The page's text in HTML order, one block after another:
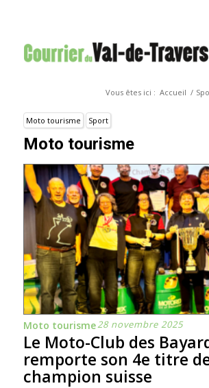
Vous êtes ici : Accueil /
Moto tourisme Sport
Moto tourisme
Moto tourisme28 novembre 2025
Le Moto-Club des
remporte son 4e titre
champion suisse